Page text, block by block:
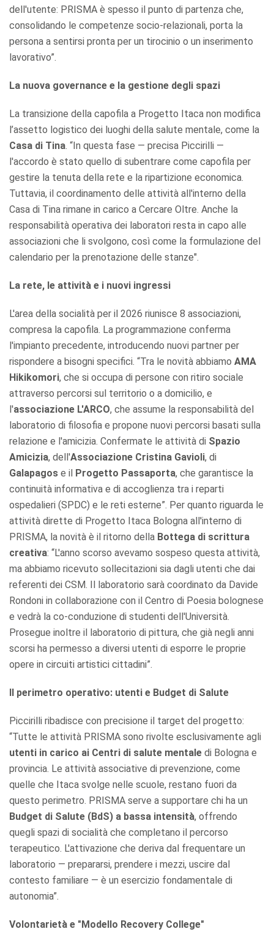
dell'utente: PRISMA è spesso il punto di partenza che,
consolidando le competenze socio-relazionali, porta la
persona a sentirsi pronta per un tirocinio o un inserimento
lavorativo”.
La nuova governance e la gestione degli spazi
La transizione della capofila a Progetto Itaca non modifica
l’assetto logistico dei luoghi della salute mentale, come la
Casa di Tina. “In questa fase — precisa Piccirilli —
l'accordo è stato quello di subentrare come capofila per
gestire la tenuta della rete e la ripartizione economica.
Tuttavia, il coordinamento delle attività all'interno della
Casa di Tina rimane in carico a Cercare Oltre. Anche la
responsabilità operativa dei laboratori resta in capo alle
associazioni che li svolgono, così come la formulazione del
calendario per la prenotazione delle stanze".
La rete, le attività e i nuovi ingressi
L'area della socialità per il 2026 riunisce 8 associazioni,
compresa la capofila. La programmazione conferma
l'impianto precedente, introducendo nuovi partner per
rispondere a bisogni specifici. “Tra le novità abbiamo AMA
Hikikomori, che si occupa di persone con ritiro sociale
attraverso percorsi sul territorio o a domicilio, e
l'associazione L'ARCO, che assume la responsabilità del
laboratorio di filosofia e propone nuovi percorsi basati sulla
relazione e l'amicizia. Confermate le attività di Spazio
Amicizia, dell'Associazione Cristina Gavioli, di
Galapagos e il Progetto Passaporta, che garantisce la
continuità informativa e di accoglienza tra i reparti
ospedalieri (SPDC) e le reti esterne”. Per quanto riguarda le
attività dirette di Progetto Itaca Bologna all'interno di
PRISMA, la novità è il ritorno della Bottega di scrittura
creativa: “L'anno scorso avevamo sospeso questa attività,
ma abbiamo ricevuto sollecitazioni sia dagli utenti che dai
referenti dei CSM. Il laboratorio sarà coordinato da Davide
Rondoni in collaborazione con il Centro di Poesia bolognese
e vedrà la co-conduzione di studenti dell'Università.
Prosegue inoltre il laboratorio di pittura, che già negli anni
scorsi ha permesso a diversi utenti di esporre le proprie
opere in circuiti artistici cittadini”.
Il perimetro operativo: utenti e Budget di Salute
Piccirilli ribadisce con precisione il target del progetto:
“Tutte le attività PRISMA sono rivolte esclusivamente agli
utenti in carico ai Centri di salute mentale di Bologna e
provincia. Le attività associative di prevenzione, come
quelle che Itaca svolge nelle scuole, restano fuori da
questo perimetro. PRISMA serve a supportare chi ha un
Budget di Salute (BdS) a bassa intensità, offrendo
quegli spazi di socialità che completano il percorso
terapeutico. L'attivazione che deriva dal frequentare un
laboratorio — prepararsi, prendere i mezzi, uscire dal
contesto familiare — è un esercizio fondamentale di
autonomia”.
Volontarietà e "Modello Recovery College"